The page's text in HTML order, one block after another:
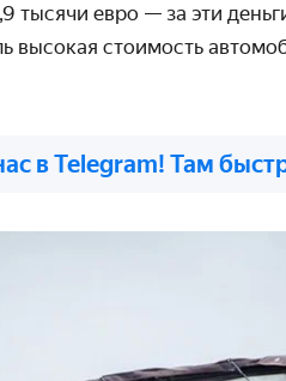
тысячи евро — за эти
высокая стоимость
в Telegram! Там